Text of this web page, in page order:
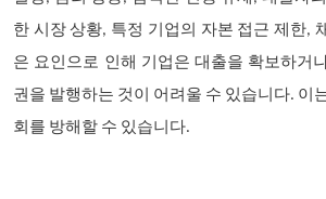
한 시장 상황, 특정 기업의 자본 접근 제한,
은 요인으로 인해 기업은 대출을 확보하거
권을 발행하는 것이 어려울 수 있습니다. 이
회를 방해할 수 있습니다.